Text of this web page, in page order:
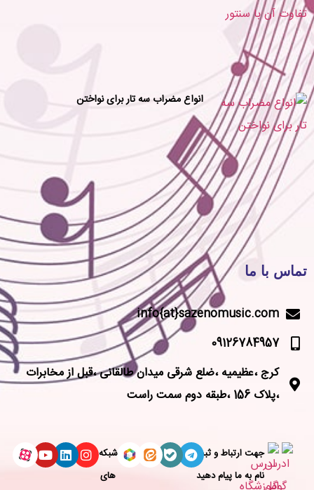
انواع مضراب سه تار برای نواختن
تماس با ما
info{at}sazenomusic.com
09126784957
کرج ،عظیمیه ،ضلع شرقی میدان طالقانی ،قبل از مخابرات
،پلاک 156 ،طبقه دوم سمت راست
جهت ارتباط و ثبت
نام به ما پیام دهید
شبکه
های